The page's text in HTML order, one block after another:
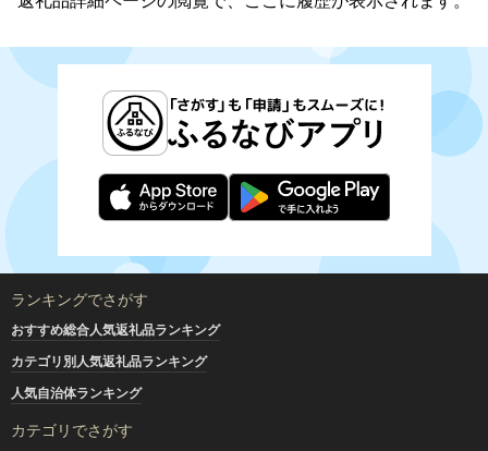
ランキングでさがす
おすすめ総合人気返礼品ランキング
カテゴリ別人気返礼品ランキング
人気自治体ランキング
カテゴリでさがす